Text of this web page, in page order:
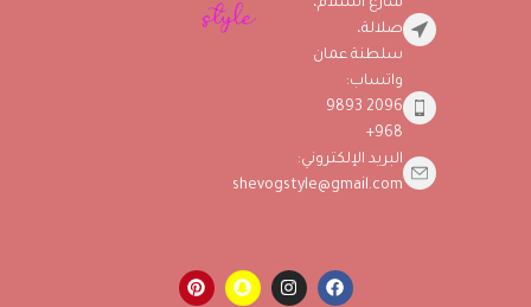
صلالة،
سلطنة عمان
واتساب:
2096 9893
968+
البريد الإلكتروني:
shevogstyle@gmail.com